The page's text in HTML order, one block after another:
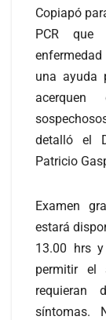
Copiapó
PCR que
una ayuda
acerquen
detalló el
Patricio
Examen
estará
13.00 hrs
permitir el
requieran
síntomas.